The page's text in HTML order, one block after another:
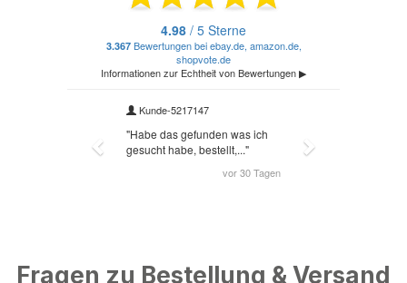
Fragen zu Bestellung & Versand